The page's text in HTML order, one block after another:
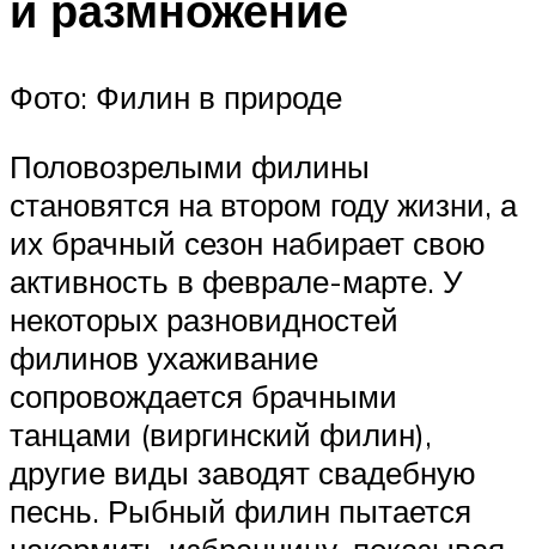
Фото: Филин в природе
Половозрелыми филины
становятся на втором году жизни, а
их брачный сезон набирает свою
активность в феврале-марте. У
некоторых разновидностей
филинов ухаживание
сопровождается брачными
танцами (виргинский филин),
другие виды заводят свадебную
песнь. Рыбный филин пытается